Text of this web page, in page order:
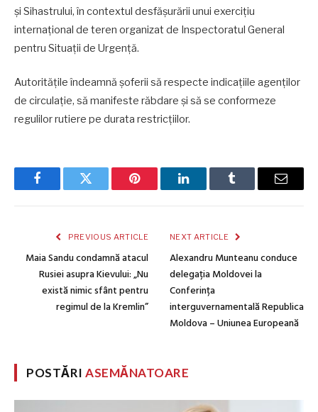
și Sihastrului, în contextul desfășurării unui exercițiu
internațional de teren organizat de Inspectoratul General
pentru Situații de Urgență.
Autoritățile îndeamnă șoferii să respecte indicațiile agenților
de circulație, să manifeste răbdare și să se conformeze
regulilor rutiere pe durata restricțiilor.
FacebookTwitter Pinterest LinkedInTumblr Email
PREVIOUS ARTICLE
Maia Sandu condamnă atacul
Rusiei asupra Kievului: „Nu
există nimic sfânt pentru
regimul de la Kremlin”
NEXT ARTICLE
Alexandru Munteanu conduce
delegația Moldovei la
Conferința
interguvernamentală Republica
Moldova – Uniunea Europeană
POSTĂRIASEMĂNATOARE